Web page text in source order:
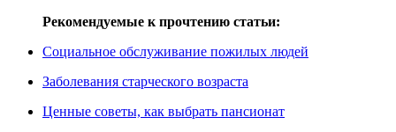
Рекомендуемые к прочтению статьи:
Социальное обслуживание пожилых людей
Заболевания старческого возраста
Ценные советы, как выбрать пансионат